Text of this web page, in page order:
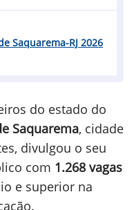
do estado do
Saquarema, cidade
divulgou o seu
com 1.268 vagas
e superior na
Saquarema-RJ 2026